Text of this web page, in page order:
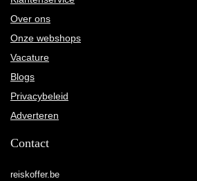
Over ons
Onze webshops
Vacature
Blogs
Privacybeleid
Adverteren
Contact
reiskoffer.be